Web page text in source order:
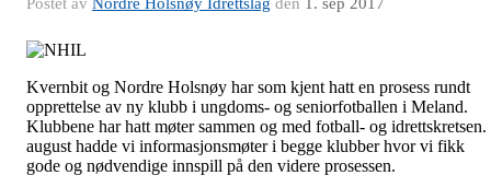
Kvernbit og Nordre Holsnøy har som kjent hatt en prosess rundt
opprettelse av ny klubb i ungdoms- og seniorfotballen i Meland.
Klubbene har hatt møter sammen og med fotball- og idrettskretsen.
august hadde vi informasjonsmøter i begge klubber hvor vi fikk
gode og nødvendige innspill på den videre prosessen.